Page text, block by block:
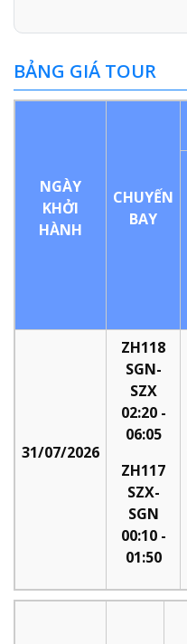
BẢNG GIÁ TOUR
NGÀY
KHỞI
HÀNH
CHUYẾN
BAY
31/07/2026
ZH118
SGN-
SZX
02:20 -
06:05
ZH117
SZX-
SGN
00:10 -
01:50